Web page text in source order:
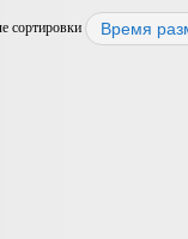
сортировки